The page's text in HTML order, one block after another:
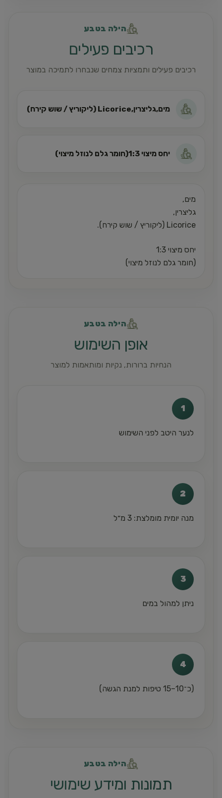
הילה בטבע
רכיבים פעילים
רכיבים פעילים ותמציות צמחים שנבחרו לתמיכה במוצר
מים,גליצרין,Licorice (ליקוריץ / שוש קירח)
יחס מיצוי 1:3(חומר גלם לנוזל מיצוי)
מים,
גליצרין,
Licorice (ליקוריץ / שוש קירח).
יחס מיצוי 1:3
(חומר גלם לנוזל מיצוי)
הילה בטבע
אופן השימוש
הנחיות ברורות, נקיות ומותאמות למוצר
1
לנער היטב לפני השימוש
2
מנה יומית מומלצת: 3 מ״ל
3
ניתן למהול במים
4
(כ־10–15 טיפות למנת הגשה)
הילה בטבע
תמונות ומידע שימושי